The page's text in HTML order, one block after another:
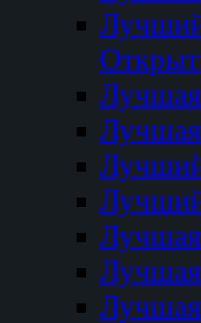
Лучшая
Лучший
Лучшая
Лучшая